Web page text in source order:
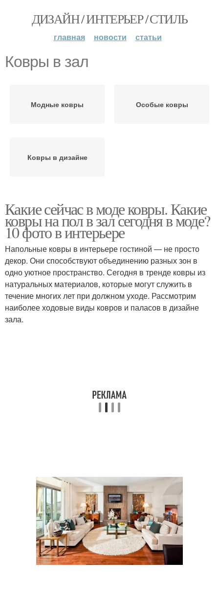
ДИЗАЙН / ИНТЕРЬЕР / СТИЛЬ
главная новости статьи
Ковры в зал
Модные ковры Особые ковры
Ковры в дизайне
Какие сейчас в моде ковры. Какие
ковры на пол в зал сегодня в моде?
10 фото в интерьере
Напольные ковры в интерьере гостиной — не просто
декор. Они способствуют объединению разных зон в
одно уютное пространство. Сегодня в тренде ковры из
натуральных материалов, которые могут служить в
течение многих лет при должном уходе. Рассмотрим
наиболее ходовые виды ковров и паласов в дизайне
зала.